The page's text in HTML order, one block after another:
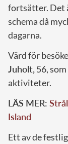
fortsätter. Det
schema då
dagarna.
Värd för
Juholt, 56,
aktiviteter.
LÄS MER:
Island
Ett av de